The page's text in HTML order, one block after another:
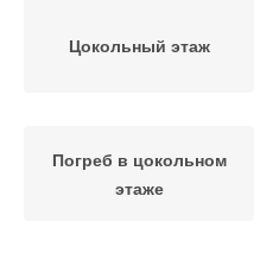
Цокольный этаж
Погреб в цокольном
этаже